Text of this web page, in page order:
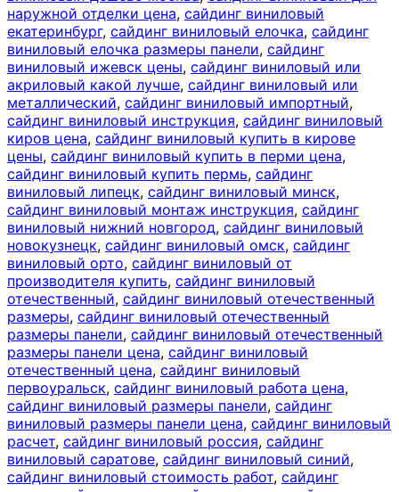
наружной отделки цена, сайдинг виниловый
екатеринбург, сайдинг виниловый елочка, сайдинг
виниловый елочка размеры панели, сайдинг
виниловый ижевск цены, сайдинг виниловый или
акриловый какой лучше, сайдинг виниловый или
металлический, сайдинг виниловый импортный,
сайдинг виниловый инструкция, сайдинг виниловый
киров цена, сайдинг виниловый купить в кирове
цены, сайдинг виниловый купить в перми цена,
сайдинг виниловый купить пермь, сайдинг
виниловый липецк, сайдинг виниловый минск,
сайдинг виниловый монтаж инструкция, сайдинг
виниловый нижний новгород, сайдинг виниловый
новокузнецк, сайдинг виниловый омск, сайдинг
виниловый орто, сайдинг виниловый от
производителя купить, сайдинг виниловый
отечественный, сайдинг виниловый отечественный
размеры, сайдинг виниловый отечественный
размеры панели, сайдинг виниловый отечественный
размеры панели цена, сайдинг виниловый
отечественный цена, сайдинг виниловый
первоуральск, сайдинг виниловый работа цена,
сайдинг виниловый размеры панели, сайдинг
виниловый размеры панели цена, сайдинг виниловый
расчет, сайдинг виниловый россия, сайдинг
виниловый саратове, сайдинг виниловый синий,
сайдинг виниловый стоимость работ, сайдинг